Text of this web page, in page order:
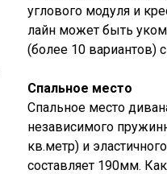
углового модуля и
лайн может быть
(более 10 вариантов)
Спальное место
Спальное место
независимого
кв.метр) и
составляет 190мм.